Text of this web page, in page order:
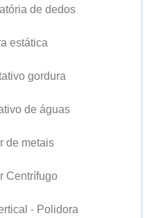
de dedos
estática
gordura
de águas
de metais
Centrífugo
- Polidora